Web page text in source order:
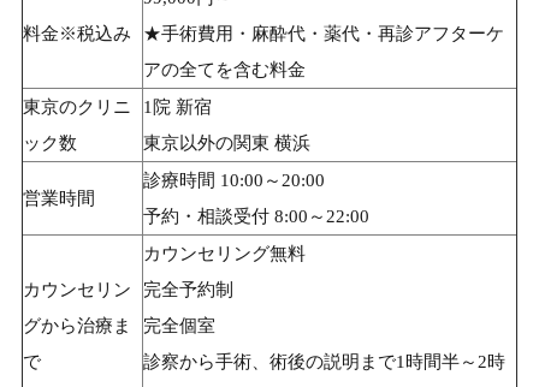
料金※税込み
★手術費用・麻酔代・薬代・再診アフターケ
アの全てを含む料金
東京のクリニ
ック数
1院 新宿
東京以外の関東 横浜
営業時間
診療時間 10:00～20:00
予約・相談受付 8:00～22:00
カウンセリン
グから治療ま
で
カウンセリング無料
完全予約制
完全個室
診察から手術、術後の説明まで1時間半～2時